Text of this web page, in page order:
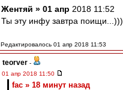
Жентяй » 01 апр 2018 11:52
Ты эту инфу завтра поищи...)))
Редактировалось 01 апр 2018 11:53
teorver -
01 апр 2018 11:50
fac » 18 минут назад